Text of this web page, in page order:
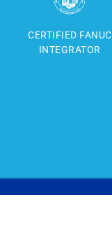
CERTIFIED FANUC
INTEGRATOR